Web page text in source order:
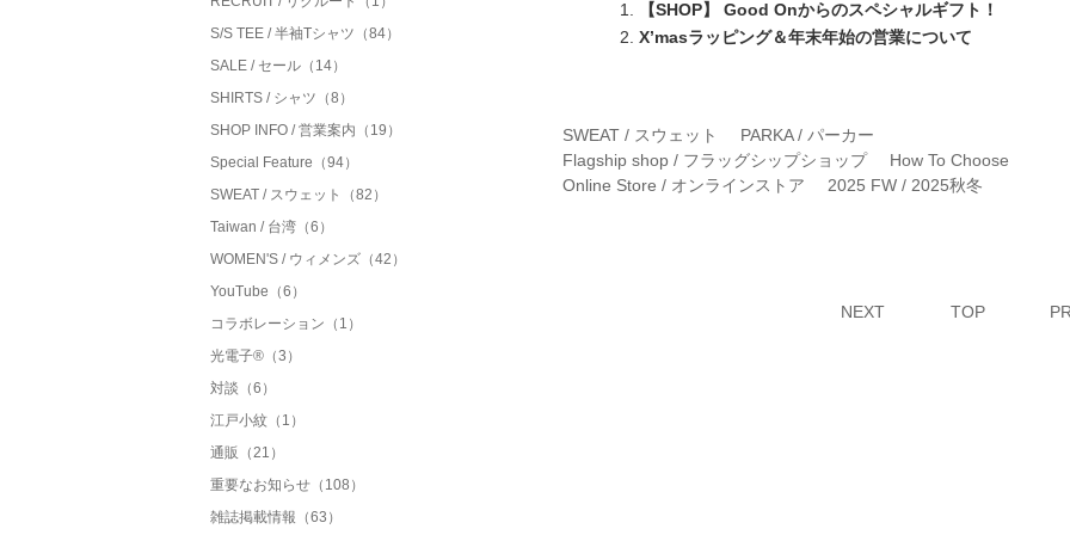
S/S TEE / 半袖Tシャツ（84）
SALE / セール（14）
SHIRTS / シャツ（8）
SHOP INFO / 営業案内（19）
Special Feature（94）
SWEAT / スウェット（82）
Taiwan / 台湾（6）
WOMEN'S / ウィメンズ（42）
YouTube（6）
コラボレーション（1）
光電子®（3）
対談（6）
江戸小紋（1）
通販（21）
重要なお知らせ（108）
雑誌掲載情報（63）
【SHOP】 Good Onからのスペシャルギフト！
X’masラッピング＆年末年始の営業について
SWEAT / スウェット
PARKA / パーカー
Flagship shop / フラッグシップショップ
How To Choose
Online Store / オンラインストア
2025 FW / 2025秋冬
NEXT TOP